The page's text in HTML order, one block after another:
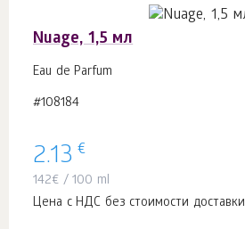
Nuage, 1,5 мл
Eau de Parfum
#108184
2.13 €
142€ / 100 ml
Цена с НДС без стоимости доставки